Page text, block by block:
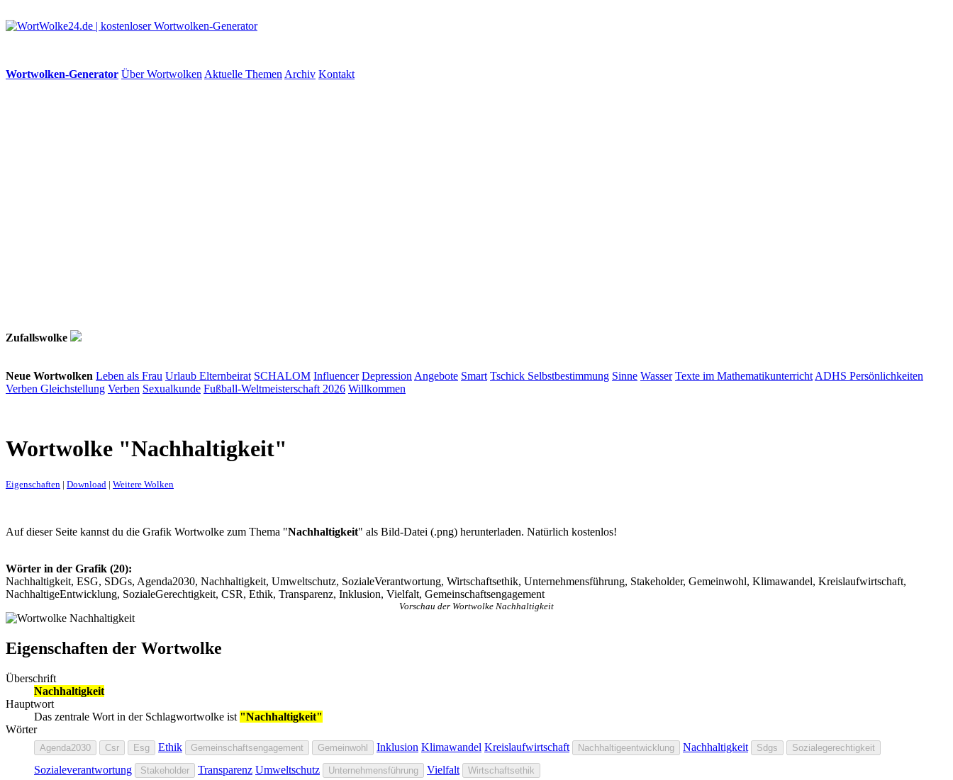
Wortwolken-Generator Über Wortwolken Aktuelle Themen Archiv Kontakt
Zufallswolke
Neue Wortwolken Leben als Frau Urlaub Elternbeirat SCHALOM Influencer Depression Angebote Smart Tschick Selbstbestimmung Sinne Wasser Texte im Mathematikunterricht ADHS Persönlichkeiten
Verben Gleichstellung Verben Sexualkunde Fußball-Weltmeisterschaft 2026 Willkommen
Wortwolke "Nachhaltigkeit"
Eigenschaften | Download | Weitere Wolken
Auf dieser Seite kannst du die Grafik Wortwolke zum Thema "Nachhaltigkeit" als Bild-Datei (.png) herunterladen. Natürlich kostenlos!
Wörter in der Grafik (20):
Nachhaltigkeit, ESG, SDGs, Agenda2030, Nachhaltigkeit, Umweltschutz, SozialeVerantwortung, Wirtschaftsethik, Unternehmensführung, Stakeholder, Gemeinwohl, Klimawandel, Kreislaufwirtschaft,
NachhaltigeEntwicklung, SozialeGerechtigkeit, CSR, Ethik, Transparenz, Inklusion, Vielfalt, Gemeinschaftsengagement
Vorschau der Wortwolke Nachhaltigkeit
Eigenschaften der Wortwolke
Überschrift
Nachhaltigkeit
Hauptwort
Das zentrale Wort in der Schlagwortwolke ist "Nachhaltigkeit"
Wörter
Agenda2030 Csr Esg Ethik Gemeinschaftsengagement Gemeinwohl Inklusion Klimawandel Kreislaufwirtschaft Nachhaltigeentwicklung Nachhaltigkeit Sdgs Sozialegerechtigkeit
Sozialeverantwortung Stakeholder Transparenz Umweltschutz Unternehmensführung Vielfalt Wirtschaftsethik